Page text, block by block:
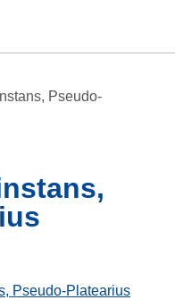
Pseudo-
Pseudo-Platearius